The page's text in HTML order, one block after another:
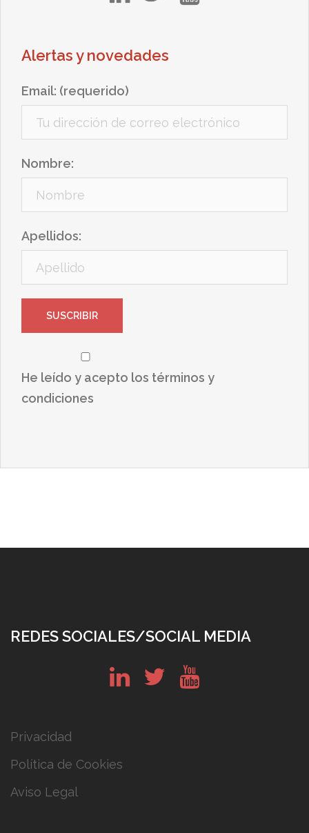
Alertas y novedades
Email: (requerido)
Nombre:
Apellidos:
He leído y acepto los términos y
condiciones
REDES SOCIALES/SOCIAL MEDIA
Privacidad
Política de Cookies
Aviso Legal